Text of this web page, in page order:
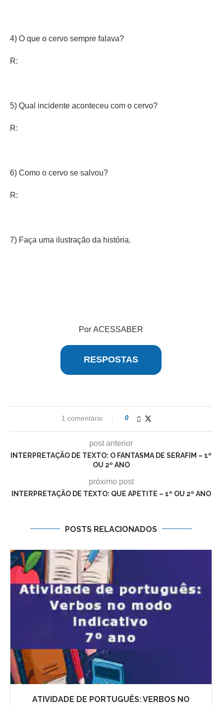
4) O que o cervo sempre falava?
R:
5) Qual incidente aconteceu com o cervo?
R:
6) Como o cervo se salvou?
R:
7) Faça uma ilustração da história.
Por ACESSABER
RESPOSTAS
1 comentário 0
post anterior
INTERPRETAÇÃO DE TEXTO: O FANTASMA DE SERAFIM – 1º
OU 2º ANO
próximo post
INTERPRETAÇÃO DE TEXTO: QUE APETITE – 1º OU 2º ANO
POSTS RELACIONADOS
ATIVIDADE DE PORTUGUÊS: VERBOS NO